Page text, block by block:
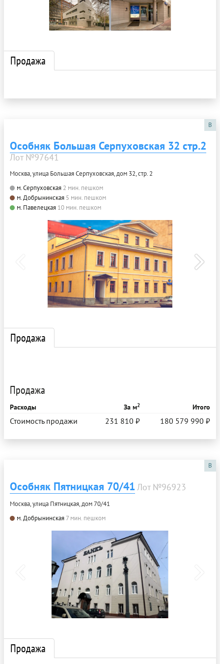
Продажа
B
Особняк Большая Серпуховская 32 стр.2
Лот №97641
Москва, улица Большая Серпуховская, дом 32, стр. 2
м. Серпуховская 2 мин. пешком
м. Добрынинская 5 мин. пешком
м. Павелецкая 10 мин. пешком
Продажа
Продажа
Расходы За м2 Итого
Стоимость продажи 231 810 ₽ 180 579 990 ₽
B
Особняк Пятницкая 70/41 Лот №96923
Москва, улица Пятницкая, дом 70/41
м. Добрынинская 7 мин. пешком
Продажа